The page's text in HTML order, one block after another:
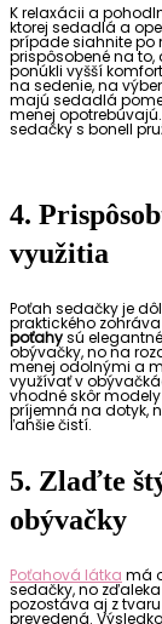
K relaxácii a
ktorej sedadlá a
prípade siahnite po
prispôsobené na
ponúkli vyšší
na sedenie, na
majú sedadlá
menej
sedačky s bonell
4.
využitia
Poťah sedačky je
praktického
poťahysú
obývačky, no na
menej odolnými a
využívať v
vhodné skôr modely
príjemná na dotyk,
ľahšie čistí.
5. Zlaďte
obývačky
Poťahová látka má
sedačky, no
pozostáva aj z
prevedená.